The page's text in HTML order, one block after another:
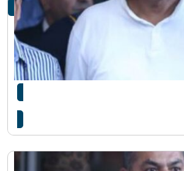
दुर्गा प्रसाईलाई १ लाख धरौटीमा